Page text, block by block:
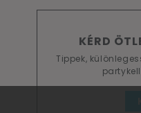
KÉRD
Tippek,